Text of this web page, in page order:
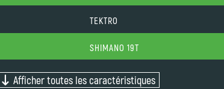
TEKTRO
SHIMANO 19T
Afficher toutes les caractéristiques